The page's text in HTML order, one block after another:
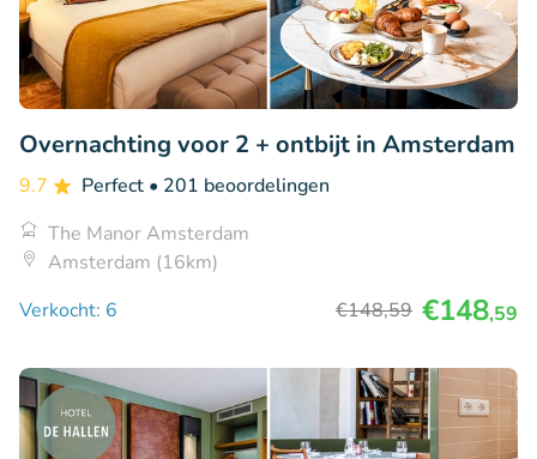
Overnachting voor 2 + ontbijt in Amsterdam
9.7 Perfect • 201 beoordelingen
The Manor Amsterdam
Amsterdam (16km)
Verkocht: 6
€148,59 €148,59